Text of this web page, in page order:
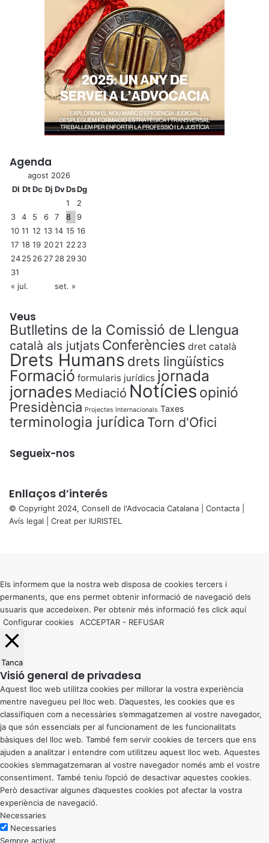
Agenda
agost 2026
Dl DtDc Dj DvDsDg
1
2
3
4 5 6 7 8
9
10 11 12 13 14 15 16
17 18 19 2021 22 23
2425 26 27 28 2930
31
« jul.
set. »
Veus
Butlletins de la Comissió de Llengua
català als jutjats Conferències dret català
Drets Humans drets lingüístics
Formació formularis jurídics jornada
jornades Mediació Notícies opinió
Presidència Projectes Internacionals Taxes
terminologia jurídica Torn d'Ofici
Segueix-nos
Enllaços d’interés
© Copyright 2024, Consell de l'Advocacia Catalana | Contacta
Avís legal | Creat per IURISTEL
button
Els informem que la nostra web disposa de cookies tercers i
permanents, que ens permet obtenir informació de navegació dels
usuaris que accedeixen. Per obtenir més informació fes click aquí
Configurar cookies
ACCEPTAR - REFUSAR
Tanca
Visió general de privadesa
Aquest lloc web utilitza cookies per millorar la vostra experiència
mentre navegueu pel lloc web. D’aquestes, les cookies que es
classifiquen com a necessàries s’emmagatzemen al vostre navegador,
ja que són essencials per al funcionament de les funcionalitats
bàsiques del lloc web. També fem servir cookies de tercers que ens
ajuden a analitzar i entendre com utilitzeu aquest lloc web. Aquestes
cookies s’emmagatzemaran al vostre navegador només amb el vostre
consentiment. També teniu l’opció de desactivar aquestes cookies.
Però desactivar algunes d’aquestes cookies pot afectar la vostra
experiència de navegació.
Necessaries
Necessaries
Sempre activat